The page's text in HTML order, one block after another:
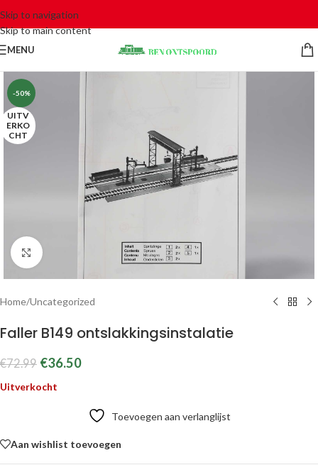
Skip to navigation
Skip to main content
MENU
-50%
UITV
ERKO
CHT
Click to enlarge
Home/Uncategorized
Faller B149 ontslakkingsinstalatie
€72.99 €36.50
Uitverkocht
Toevoegen aan verlanglijst
Aan wishlist toevoegen